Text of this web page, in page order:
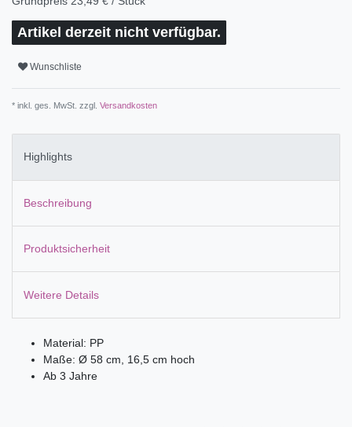
Artikel derzeit nicht verfügbar.
Wunschliste
* inkl. ges. MwSt. zzgl. Versandkosten
Highlights
Beschreibung
Produktsicherheit
Weitere Details
Material: PP
Maße: Ø 58 cm, 16,5 cm hoch
Ab 3 Jahre